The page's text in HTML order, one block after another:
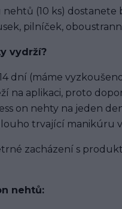
nehtů (10 ks)
pilníček,
vydrží?
dní (máme
na aplikaci, proto
on nehty na jeden
trvající manikúru
zacházení s
nehtů: